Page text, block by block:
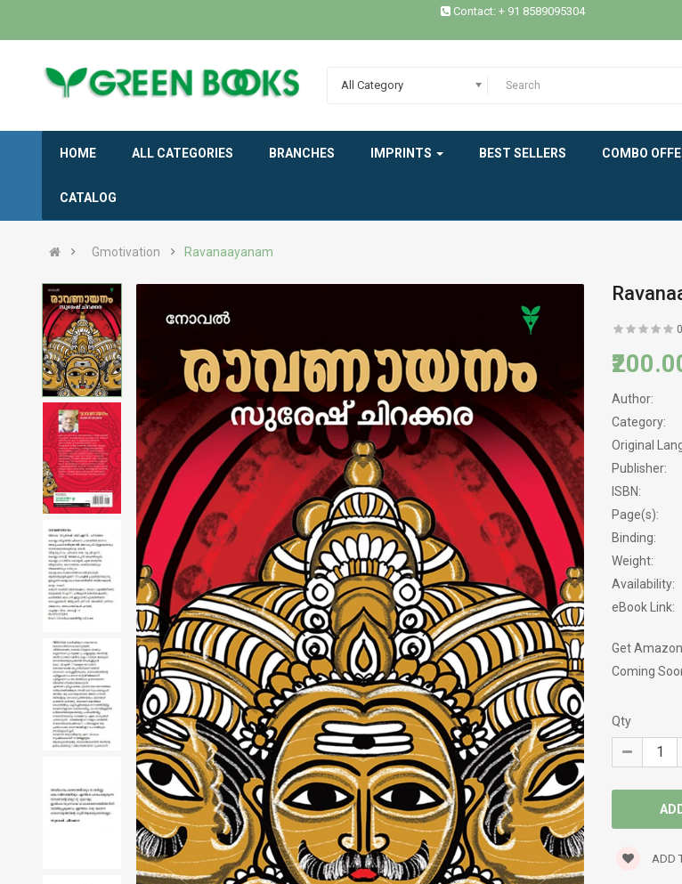
Contact: + 91 8589095304
All Category
HOME ALL CATEGORIES BRANCHES IMPRINTS BEST SELLERS COMBO
CATALOG
Gmotivation Ravanaayanam
Author:
Category:
Original
Publisher:
ISBN:
Page(s):
Binding:
Weight:
Availability:
eBook Link:
Get
Coming
Qty
ADD
HISTORY
INDIAN LITERATURE
MEMOIRS
NOVELS
PHILOSOPHY / SPIRITUALITY
POEMS
PRAVASAM
PSYCHOLOGY
SATIRE
SCREEN PLAY
SELF HELP
SERVICE STORY
SEXOLOGY
SPIRITUAL
STORIES
TRANSLATIONS
TRAVELOGUE
WORLD CLASSICS